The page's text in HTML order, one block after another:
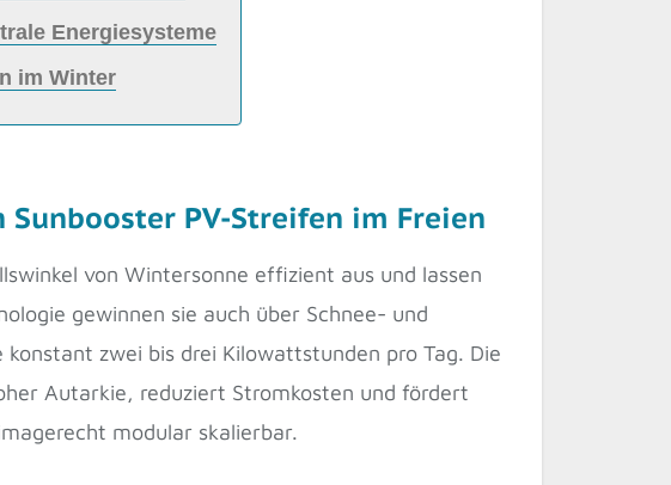
Energiesysteme
im Winter
PV-Streifen im Freien
von Wintersonne effizient aus und lassen
gewinnen sie auch über Schnee- und
zwei bis drei Kilowattstunden pro Tag. Die
Autarkie, reduziert Stromkosten und fördert
modular skalierbar.